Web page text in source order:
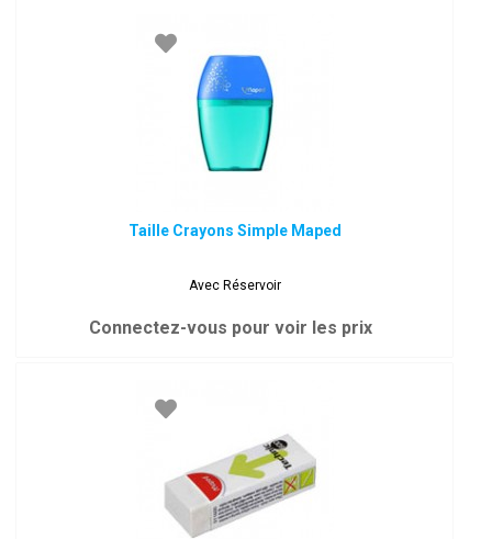
Taille Crayons Simple Maped
Avec Réservoir
Connectez-vous pour voir les prix